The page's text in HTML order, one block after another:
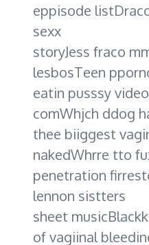
eppisode
sexx
storyJess fraco
lesbosTeen
eatin pusssy
comWhjch ddog
thee biiggest
nakedWhrre tto
penetration
lennon sistters
sheet
of vagiinal